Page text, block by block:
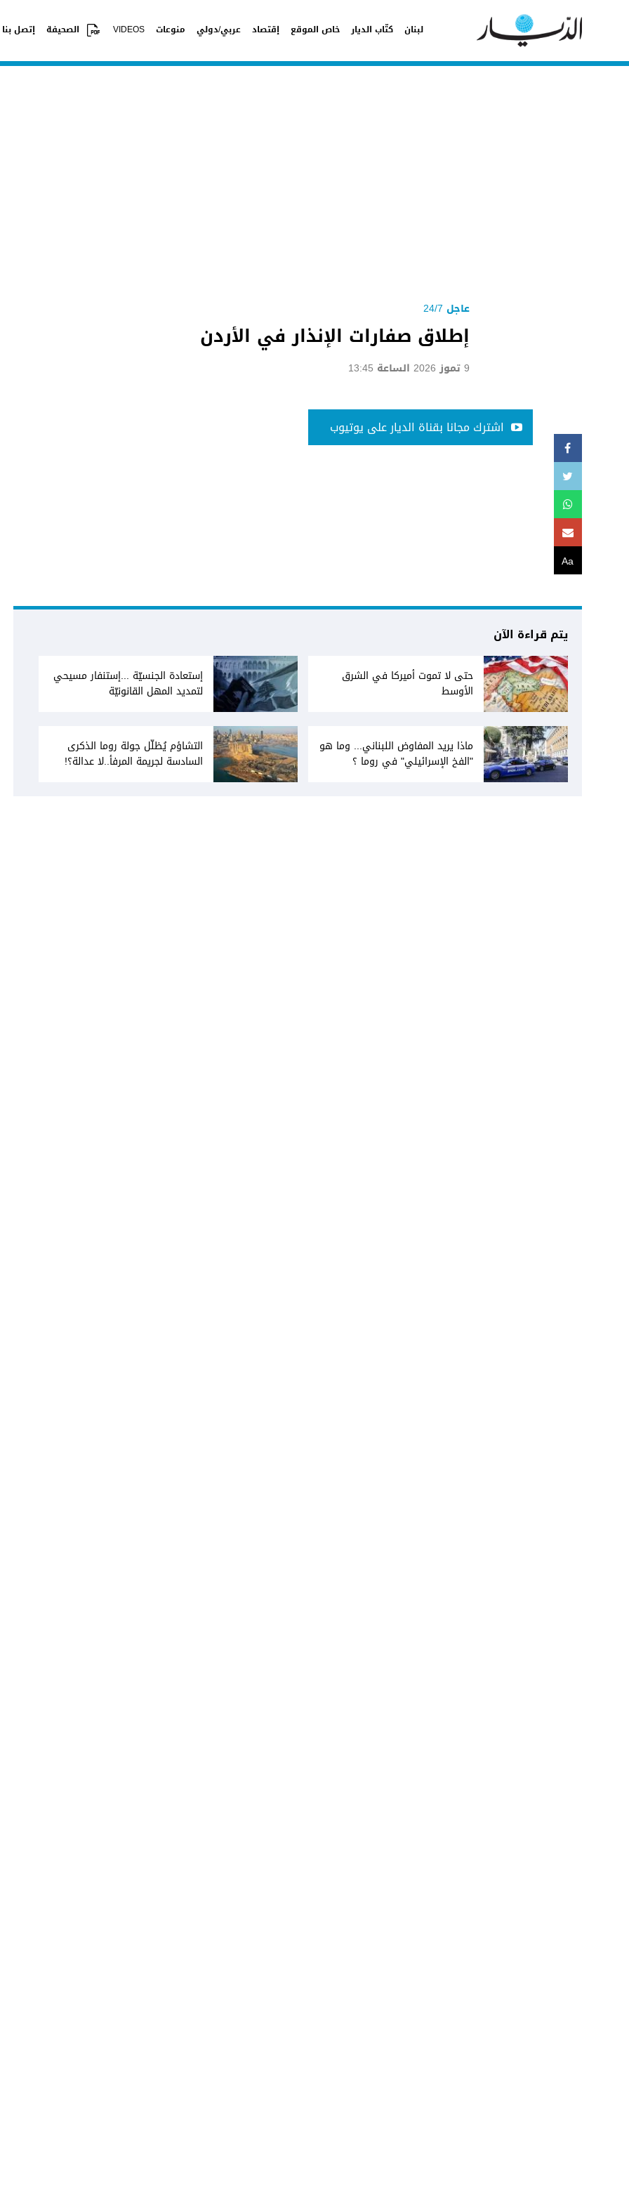
لبنان كتّاب الديار خاص الموقع إقتصاد عربي/دولي منوعات VIDEOS الصحيفة إتصل بنا
عاجل 24/7
إطلاق صفارات الإنذار في الأردن
9 تموز 2026 الساعة 13:45
Aa
اشترك مجانا بقناة الديار على يوتيوب
يتم قراءة الآن
حتى لا تموت أميركا في الشرق
الأوسط
إستعادة الجنسيّة ...إستنفار مسيحي
لتمديد المهل القانونيّة
ماذا يريد المفاوض اللبناني... وما هو
"الفخ الإسرائيلي" في روما ؟
التشاؤم يُظلّل جولة روما الذكرى
السادسة لجريمة المرفأ..لا عدالة؟!